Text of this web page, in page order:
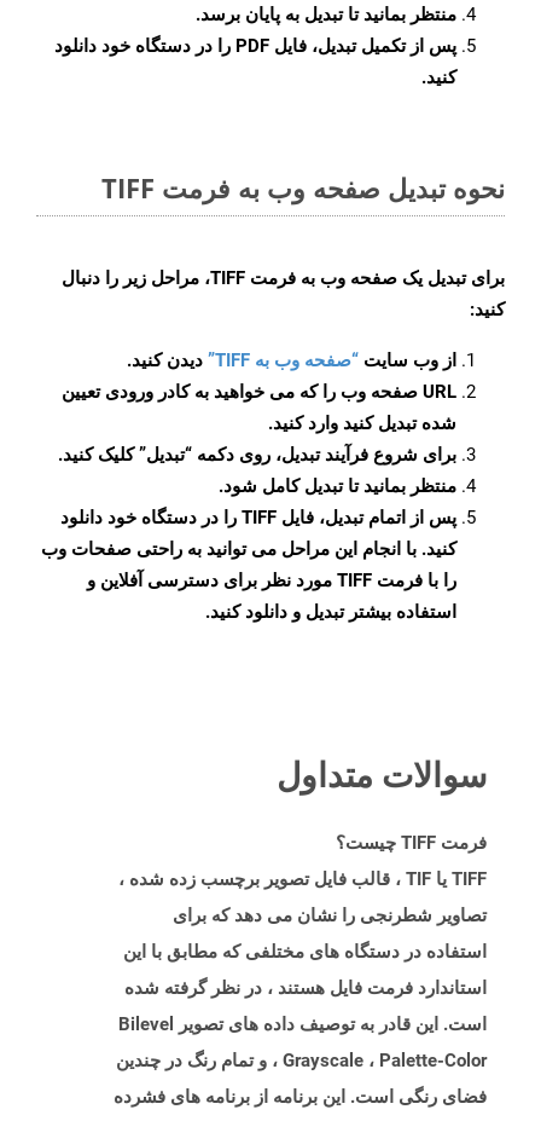
منتظر بمانید تا تبدیل به پایان برسد.
پس از تکمیل تبدیل، فایل PDF را در دستگاه خود دانلود
کنید.
نحوه تبدیل صفحه وب به فرمت TIFF
برای تبدیل یک صفحه وب به فرمت TIFF، مراحل زیر را دنبال
کنید:
از وب سایت “صفحه وب به TIFF”
دیدن کنید.
URL صفحه وب را که می خواهید به کادر ورودی تعیین
شده تبدیل کنید وارد کنید.
برای شروع فرآیند تبدیل، روی دکمه “تبدیل” کلیک کنید.
منتظر بمانید تا تبدیل کامل شود.
پس از اتمام تبدیل، فایل TIFF را در دستگاه خود دانلود
کنید. با انجام این مراحل می توانید به راحتی صفحات وب
را با فرمت TIFF مورد نظر برای دسترسی آفلاین و
استفاده بیشتر تبدیل و دانلود کنید.
سوالات متداول
فرمت TIFF چیست؟
TIFF یا TIF ، قالب فایل تصویر برچسب زده شده ،
تصاویر شطرنجی را نشان می دهد که برای
استفاده در دستگاه های مختلفی که مطابق با این
استاندارد فرمت فایل هستند ، در نظر گرفته شده
است. این قادر به توصیف داده های تصویر Bilevel
، Grayscale ، Palette-Color و تمام رنگ در چندین
فضای رنگی است. این برنامه از برنامه های فشرده